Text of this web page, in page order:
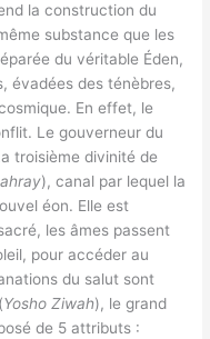
la construction du
substance que les
du véritable Éden,
évadées des ténèbres,
En effet, le
Le gouverneur du
troisième divinité de
), canal par lequel la
éon. Elle est
les âmes passent
pour accéder au
du salut sont
Yosho Ziwah), le grand
de 5 attributs :